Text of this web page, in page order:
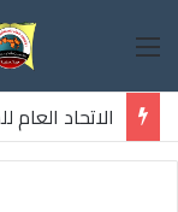
القائمة
الاتحاد
ثلاثة صحفيين